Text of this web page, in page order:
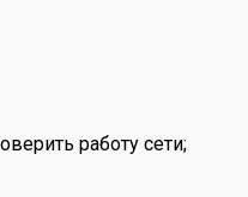
работу сети;